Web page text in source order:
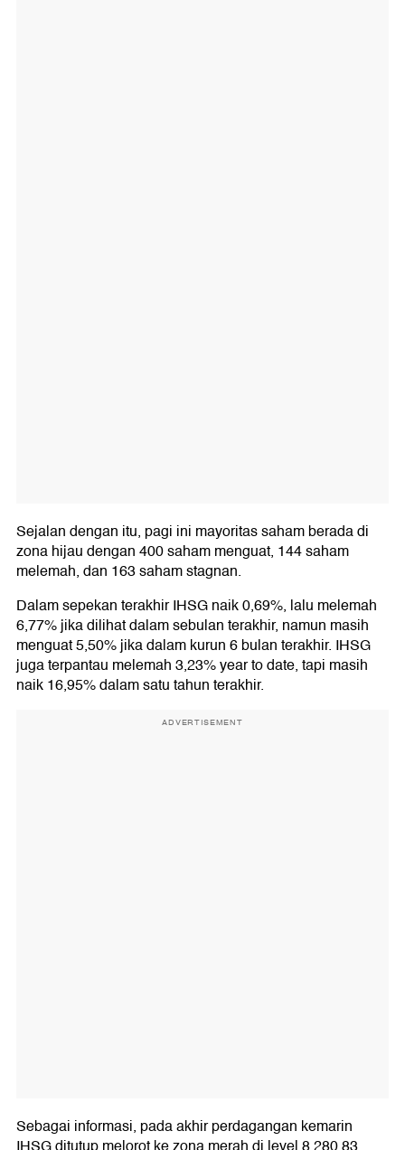
Sejalan dengan itu, pagi ini mayoritas saham berada di
zona hijau dengan 400 saham menguat, 144 saham
melemah, dan 163 saham stagnan.
Dalam sepekan terakhir IHSG naik 0,69%, lalu melemah
6,77% jika dilihat dalam sebulan terakhir, namun masih
menguat 5,50% jika dalam kurun 6 bulan terakhir. IHSG
juga terpantau melemah 3,23% year to date, tapi masih
naik 16,95% dalam satu tahun terakhir.
ADVERTISEMENT
Sebagai informasi, pada akhir perdagangan kemarin